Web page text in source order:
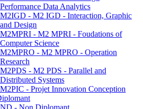
Performance Data Analytics
M2IGD - M2 IGD - Interaction, Graphic
and Design
M2MPRI - M2 MPRI - Foudations of
Computer Science
M2MPRO - M2 MPRO - Operation
Research
M2PDS - M2 PDS - Parallel and
Distributed Systems
M2PIC - Projet Innovation Conception
ND - Non Diplomant